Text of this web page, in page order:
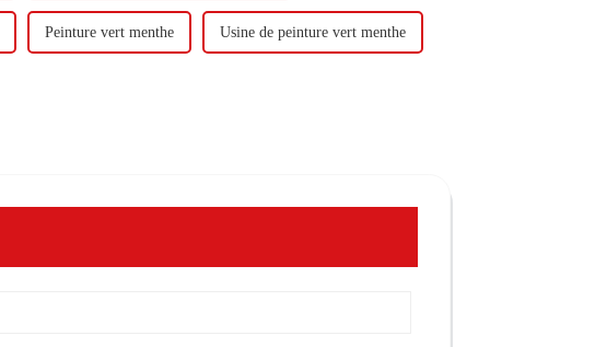
Peinture vert menthe Usine de peinture vert menthe